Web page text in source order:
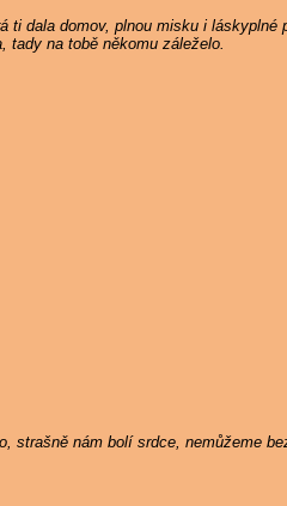
ti dala domov, plnou misku i
tady na tobě někomu záleželo.
nám bolí srdce, nemůžeme